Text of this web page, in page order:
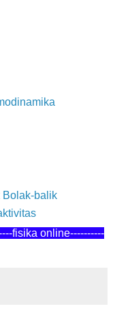
Bolak-balik
fisika online----------